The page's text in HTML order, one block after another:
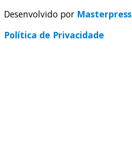
Desenvolvido por Masterpress
Política de Privacidade